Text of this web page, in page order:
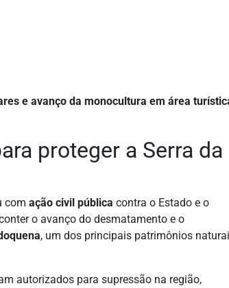
e avanço da monocultura em área
proteger a Serra da
com ação civil pública contra o Estado e o
o avanço do desmatamento e o
, um dos principais patrimônios
autorizados para supressão na região,